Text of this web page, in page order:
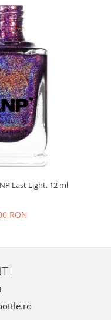
Last Light, 12 ml
RON